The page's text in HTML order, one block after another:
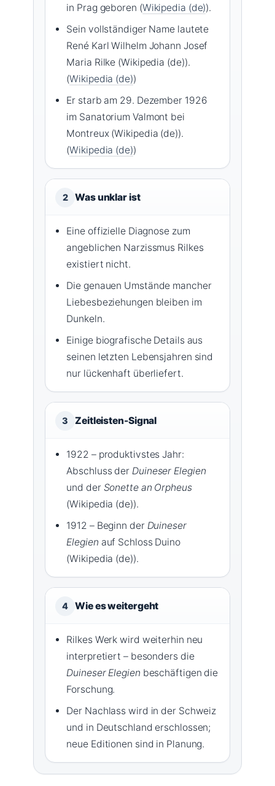
in Prag geboren (Wikipedia (de)).
Sein vollständiger Name lautete
René Karl Wilhelm Johann Josef
Maria Rilke (Wikipedia (de)).
(Wikipedia (de))
Er starb am 29. Dezember 1926
im Sanatorium Valmont bei
Montreux (Wikipedia (de)).
(Wikipedia (de))
2 Was unklar ist
Eine offizielle Diagnose zum
angeblichen Narzissmus Rilkes
existiert nicht.
Die genauen Umstände mancher
Liebesbeziehungen bleiben im
Dunkeln.
Einige biografische Details aus
seinen letzten Lebensjahren sind
nur lückenhaft überliefert.
3 Zeitleisten-Signal
1922 – produktivstes Jahr:
Abschluss der Duineser Elegien
und der Sonette an Orpheus
(Wikipedia (de)).
1912 – Beginn der Duineser
Elegien auf Schloss Duino
(Wikipedia (de)).
4 Wie es weitergeht
Rilkes Werk wird weiterhin neu
interpretiert – besonders die
Duineser Elegien beschäftigen die
Forschung.
Der Nachlass wird in der Schweiz
und in Deutschland erschlossen;
neue Editionen sind in Planung.